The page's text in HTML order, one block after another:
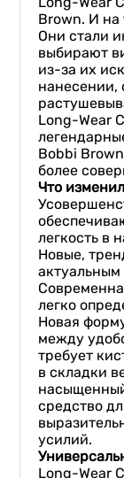
Brown. И на
Они стали
выбирают
из-за их
нанесении,
Long-Wear
Bobbi
более
Что
легкость в
Новые,
легко
Новая
между
требует
в складки
средство
усилий.
Long-Wear